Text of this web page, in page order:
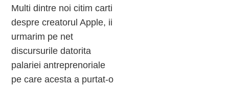
Multi dintre noi citim carti
despre creatorul Apple, ii
urmarim pe net
discursurile datorita
palariei antreprenoriale
pe care acesta a purtat-o